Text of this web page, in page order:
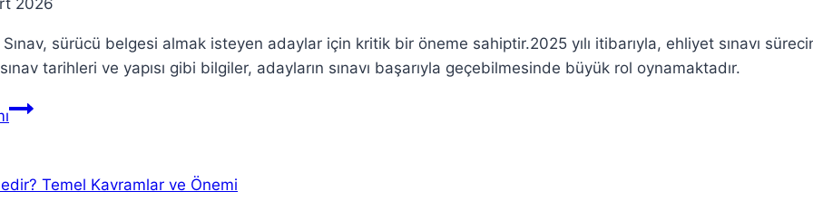
sürücü belgesi almak isteyen adaylar için kritik bir öneme sahiptir.2025 yılı itibarıyla, ehliyet sınavı
tarihleri ve yapısı gibi bilgiler, adayların sınavı başarıyla geçebilmesinde büyük rol oynamaktadır.
Teorik
Sürecinde